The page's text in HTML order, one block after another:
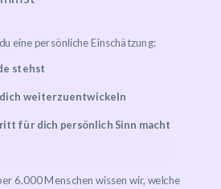
Online-Events
eine persönliche Einschätzung:
stehst
dich weiterzuentwickeln
für dich persönlich Sinn macht
6.000 Menschen wissen wir, welche